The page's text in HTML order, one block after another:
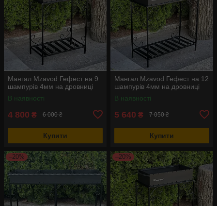
Мангал Mzavod Гефест на 9
шампурів 4мм на дровниці
В наявності
4 800 ₴ 6 000 ₴
Купити
Мангал Mzavod Гефест на 12
шампурів 4мм на дровниці
В наявності
5 640 ₴ 7 050 ₴
Купити
–20% –20%